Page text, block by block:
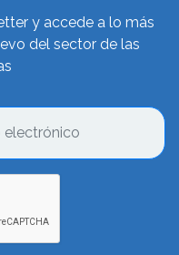
y accede a lo más
del sector de las